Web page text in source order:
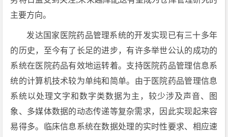
主要方向。
发达国家医院药品管理系统的开发实现已有三十多年
的历史，至今有了长足的进步，有许多举世公认的成功的
系统在医院药品有效地运转着。支持医院药品管理信息系
统的计算机技术较为单纯和简单。由于医院药品管理信息
系统以处理文字和数字类数据为主，较少涉及声音、图
象、多媒体数据的动态传递等复杂需求，因此实现起来容
易得多。临床信息系统在数据处理的实时性要求、相应速